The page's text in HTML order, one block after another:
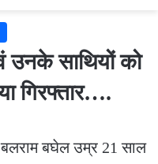
उनके साथियों को
गिरफ्तार….
बलराम बघेल उम्र 21 साल